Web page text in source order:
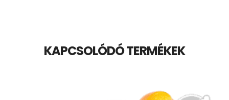
KAPCSOLÓDÓ TERMÉKEK